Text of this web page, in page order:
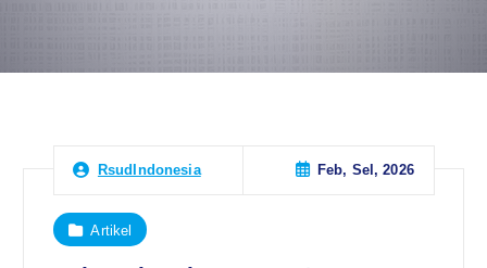
RsudIndonesia Feb, Sel, 2026
Artikel